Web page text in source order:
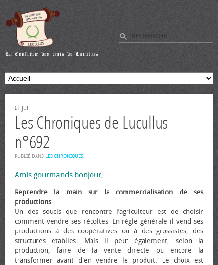
01 JUI
Les Chroniques de Lucullus
n°692
PUBLIÉ DANS LES CHRONIQUES.
Amis gourmands bonjour,
Reprendre la main sur la commercialisation de ses
productions
Un des soucis que rencontre l’agriculteur est de choisir
comment vendre ses récoltes. En règle générale il vend ses
productions à des coopératives ou à des grossistes, des
structures établies. Mais il peut également, selon la
production, faire de la vente directe ou encore la
transformer avant d'en vendre le produit. Le choix est